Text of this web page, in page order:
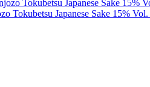
Tokubetsu Japanese Sake 15%